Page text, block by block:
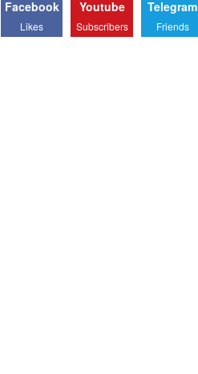
Facebook
Likes
Youtube
Subscribers
Telegram
Friends